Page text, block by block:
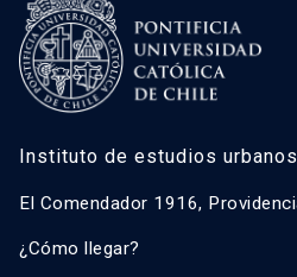
Francisco Sabatini
Gonzalo Salazar Preece
Javier Ruiz-Tagle Venero
Caroline Stamm
Ricardo Truffello
Magdalena Vicuña Del Río
Instituto de estudios
El Comendador 1916,
¿Cómo llegar?